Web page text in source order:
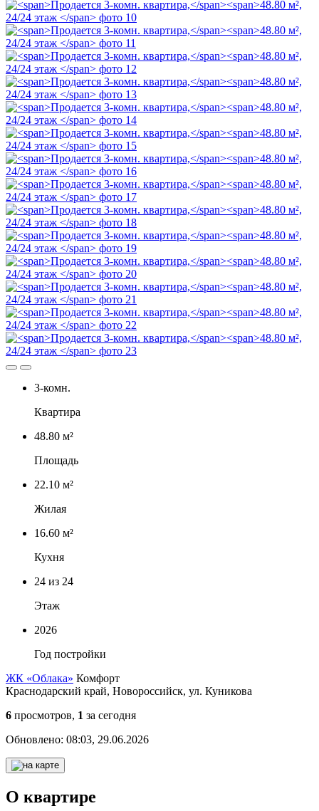
3-комн.
Квартира
48.80 м²
Площадь
22.10 м²
Жилая
16.60 м²
Кухня
24 из 24
Этаж
2026
Год постройки
ЖК «Облака» Комфорт
Краснодарский край, Новороссийск, ул. Куникова
6 просмотров, 1 за сегодня
Обновлено: 08:03, 29.06.2026
О квартире